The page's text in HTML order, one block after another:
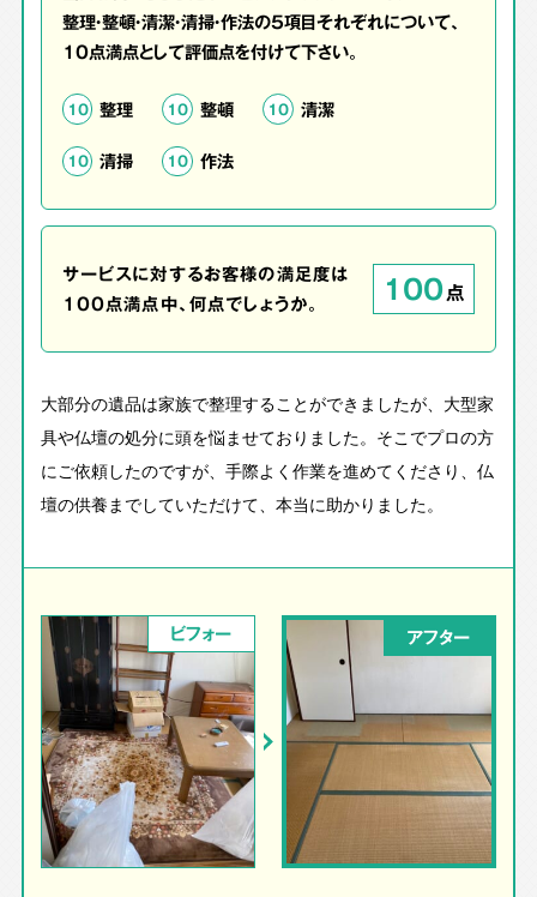
整理・整頓・清潔・清掃・作法の5項目それぞれについて、
10点満点として評価点を付けて下さい。
10 整理 10 整頓 10 清潔
10 清掃 10 作法
サービスに対するお客様の満足度は
100点満点中、何点でしょうか。
100点
大部分の遺品は家族で整理することができましたが、大型家
具や仏壇の処分に頭を悩ませておりました。そこでプロの方
にご依頼したのですが、手際よく作業を進めてくださり、仏
壇の供養までしていただけて、本当に助かりました。
ビフォー アフター